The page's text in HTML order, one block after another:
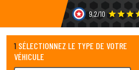
9,2/10 star starstar
1 SÉLECTIONNEZ LE TYPE DE VOTRE
VÉHICULE